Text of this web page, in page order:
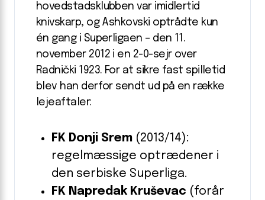
hovedstadsklubben var imidlertid
knivskarp, og Ashkovski optrådte kun
én gang i Superligaen – den 11.
november 2012 i en 2-0-sejr over
Radnički 1923. For at sikre fast spilletid
blev han derfor sendt ud på en række
lejeaftaler:
FK Donji Srem(2013/14):
regelmæssige optrædener i
den serbiske Superliga.
FK Napredak Kruševac (forår